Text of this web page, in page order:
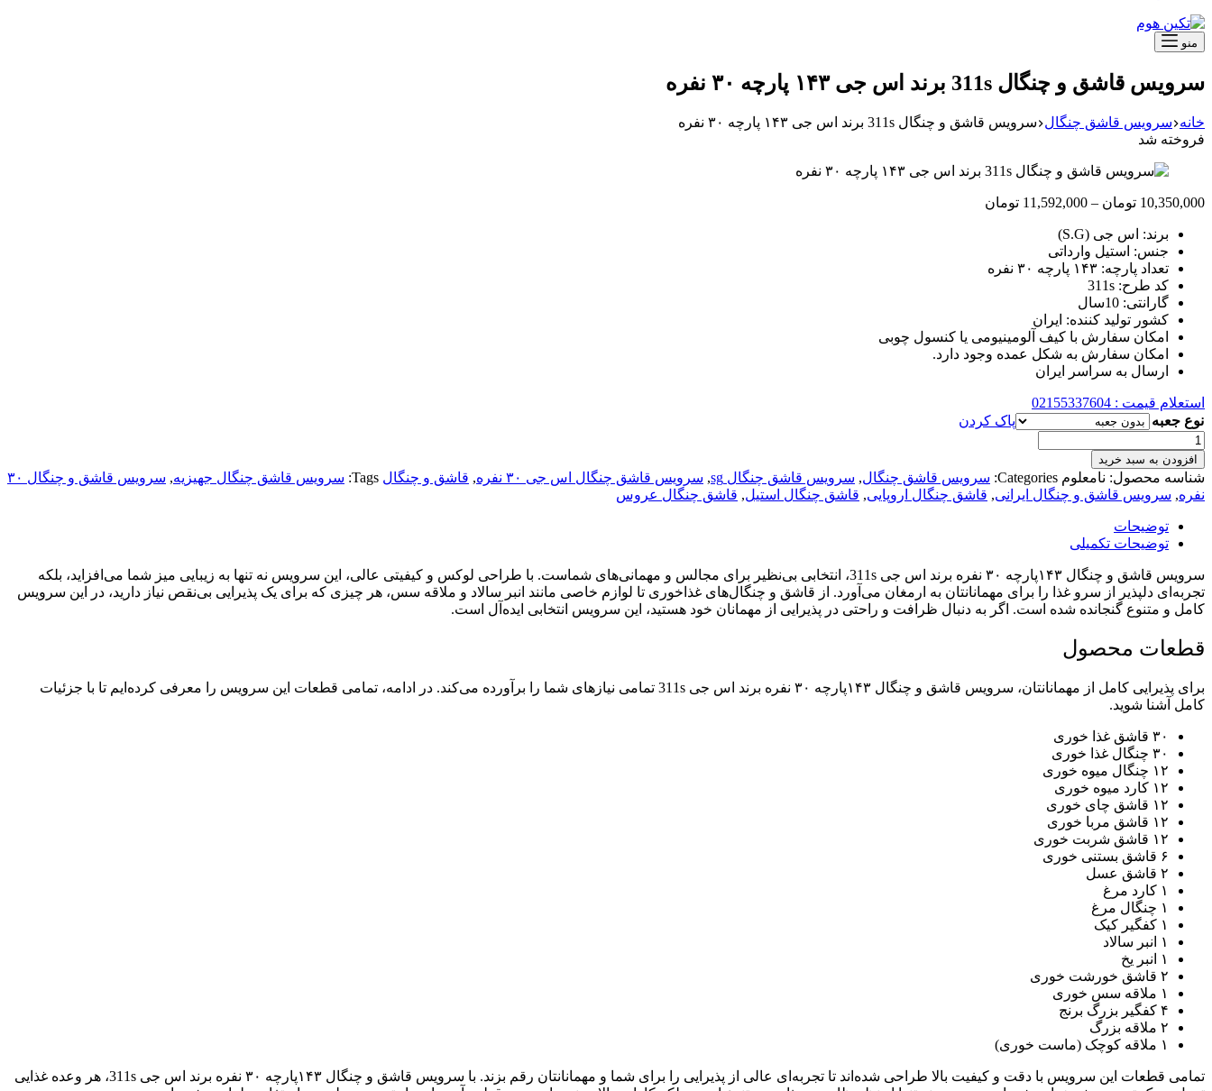
منو
سرویس قاشق و چنگال 311s برند اس جی ۱۴۳ پارچه ۳۰ نفره
خانه سرویس قاشق چنگال سرویس قاشق و چنگال 311s برند اس جی ۱۴۳ پارچه ۳۰ نفره
فروخته شد
10,350,000 تومان –
11,592,000 تومان
برند: اس جی (S.G)
جنس: استیل وارداتی
تعداد پارچه: ۱۴۳ پارچه ۳۰ نفره
کد طرح: 311s
گارانتی: 10سال
کشور تولید کننده: ایران
امکان سفارش با کیف آلومینیومی یا کنسول چوبی
امکان سفارش به شکل عمده وجود دارد.
ارسال به سراسر ایران
استعلام قیمت : 02155337604
نوع جعبه
پاک کردن
سرویس
قاشق
و
چنگال
311s
۱۴۳
پارچه
۳۰
عدد
افزودن به سبد خرید
شناسه محصول: نامعلوم Categories: سرویس قاشق چنگال, سرویس قاشق چنگال sg , سرویس قاشق چنگال اس جی ۳۰ نفره , قاشق و چنگال Tags: سرویس قاشق چنگال جهیزیه,
سرویس قاشق و چنگال ۳۰
نفره, سرویس قاشق و چنگال ایرانی, قاشق چنگال اروپایی, قاشق چنگال استیل, قاشق چنگال عروس
توضیحات
توضیحات تکمیلی
سرویس قاشق و چنگال ۱۴۳پارچه ۳۰ نفره برند اس جی 311s، انتخابی بی‌نظیر برای مجالس و مهمانی‌های شماست. با طراحی لوکس و کیفیتی عالی، این سرویس نه تنها به زیبایی میز شما می‌افزاید، بلکه
تجربه‌ای دلپذیر از سرو غذا را برای مهمانانتان به ارمغان می‌آورد. از قاشق و چنگال‌های غذاخوری تا لوازم خاصی مانند انبر سالاد و ملاقه سس، هر چیزی که برای یک پذیرایی بی‌نقص نیاز دارید، در این سرویس
کامل و متنوع گنجانده شده است. اگر به دنبال ظرافت و راحتی در پذیرایی از مهمانان خود هستید، این سرویس انتخابی ایده‌آل است.
قطعات محصول
برای پذیرایی کامل از مهمانانتان، سرویس قاشق و چنگال ۱۴۳پارچه ۳۰ نفره برند اس جی 311s تمامی نیازهای شما را برآورده می‌کند. در ادامه، تمامی قطعات این سرویس را معرفی کرده‌ایم تا با جزئیات
کامل آشنا شوید.
۳۰ قاشق غذا خوری
۳۰ چنگال غذا خوری
۱۲ چنگال میوه خوری
۱۲ کارد میوه خوری
۱۲ قاشق چای خوری
۱۲ قاشق مربا خوری
۱۲ قاشق شربت خوری
۶ قاشق بستنی خوری
۲ قاشق عسل
۱ کارد مرغ
۱ چنگال مرغ
۱ کفگیر کیک
۱ انبر سالاد
۱ انبر یخ
۲ قاشق خورشت خوری
۱ ملاقه سس خوری
۴ کفگیر بزرگ برنج
۲ ملاقه بزرگ
۱ ملاقه کوچک (ماست خوری)
تمامی قطعات این سرویس با دقت و کیفیت بالا طراحی شده‌اند تا تجربه‌ای عالی از پذیرایی را برای شما و مهمانانتان رقم بزند. با سرویس قاشق و چنگال ۱۴۳پارچه ۳۰ نفره برند اس جی 311s، هر وعده غذایی